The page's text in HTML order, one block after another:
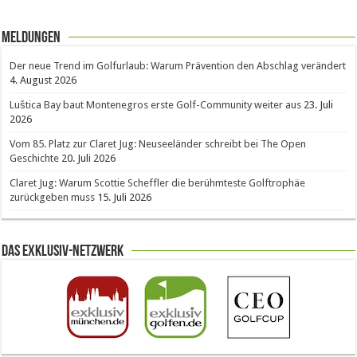
Meldungen
Der neue Trend im Golfurlaub: Warum Prävention den Abschlag verändert
4. August 2026
Luštica Bay baut Montenegros erste Golf-Community weiter aus 23. Juli
2026
Vom 85. Platz zur Claret Jug: Neuseeländer schreibt bei The Open
Geschichte 20. Juli 2026
Claret Jug: Warum Scottie Scheffler die berühmteste Golftrophäe
zurückgeben muss 15. Juli 2026
Das Exklusiv-Netzwerk